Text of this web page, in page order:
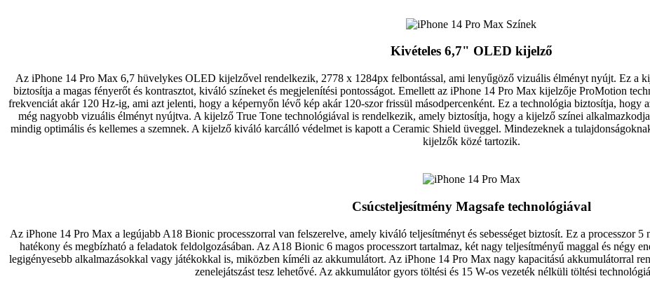
Kivételes 6,7" OLED kijelző
Az iPhone 14 Pro Max 6,7 hüvelykes OLED kijelzővel rendelkezik, 2778 x 1284px felbontással, ami lenyűgöző vizuális élményt nyújt. Ez a
biztosítja a magas fényerőt és kontrasztot, kiváló színeket és megjelenítési pontosságot. Emellett az iPhone 14 Pro Max kijelzője ProMotion
frekvenciát akár 120 Hz-ig, ami azt jelenti, hogy a képernyőn lévő kép akár 120-szor frissül másodpercenként. Ez a technológia biztosítja, hogy
még nagyobb vizuális élményt nyújtva. A kijelző True Tone technológiával is rendelkezik, amely biztosítja, hogy a kijelző színei
mindig optimális és kellemes a szemnek. A kijelző kiváló karcálló védelmet is kapott a Ceramic Shield üveggel. Mindezeknek a
kijelzők közé tartozik.
Csúcsteljesítmény Magsafe technológiával
Az iPhone 14 Pro Max a legújabb A18 Bionic processzorral van felszerelve, amely kiváló teljesítményt és sebességet biztosít. Ez a processzor
hatékony és megbízható a feladatok feldolgozásában. Az A18 Bionic 6 magos processzort tartalmaz, két nagy teljesítményű maggal és négy
legigényesebb alkalmazásokkal vagy játékokkal is, miközben kíméli az akkumulátort. Az iPhone 14 Pro Max nagy kapacitású akkumulátorral
zenelejátszást tesz lehetővé. Az akkumulátor gyors töltési és 15 W-os vezeték nélküli töltési